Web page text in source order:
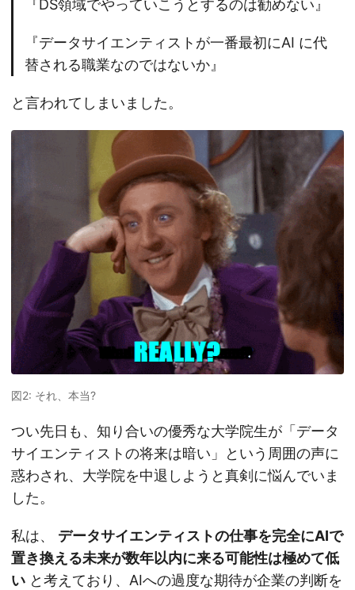
『DS領域でやっていこうとするのは勧めない』
『データサイエンティストが一番最初にAI に代
替される職業なのではないか』
と言われてしまいました。
図2: それ、本当?
つい先日も、知り合いの優秀な大学院生が「データ
サイエンティストの将来は暗い」という周囲の声に
惑わされ、大学院を中退しようと真剣に悩んでいま
した。
私は、 データサイエンティストの仕事を完全にAIで
置き換える未来が数年以内に来る可能性は極めて低
い と考えており、AIへの過度な期待が企業の判断を